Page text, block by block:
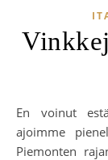
En voinut estää hymyä nousemasta kasvoilleni kun
ajoimme
Piemonten